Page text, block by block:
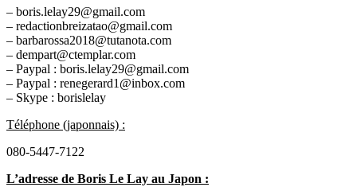
– boris.lelay29@gmail.com
– redactionbreizatao@gmail.com
– barbarossa2018@tutanota.com
– dempart@ctemplar.com
– Paypal : boris.lelay29@gmail.com
– Paypal : renegerard1@inbox.com
– Skype : borislelay
Téléphone (japonnais) :
080-5447-7122
L’adresse de Boris Le Lay au Japon :